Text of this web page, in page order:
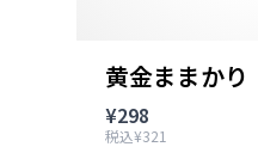
黄金ままかり
¥298
税込¥321